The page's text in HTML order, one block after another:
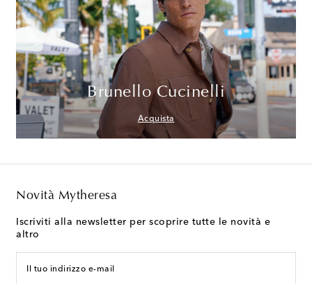
Brunello Cucinelli
Acquista
Novità Mytheresa
Iscriviti alla newsletter per scoprire tutte le novità e
altro
Il tuo indirizzo e-mail